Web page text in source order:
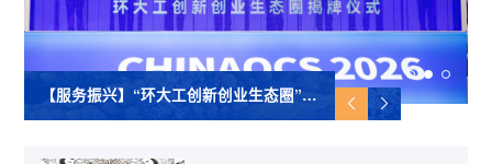
【服务振兴】“环大工创新创业生态圈”正式启动建设